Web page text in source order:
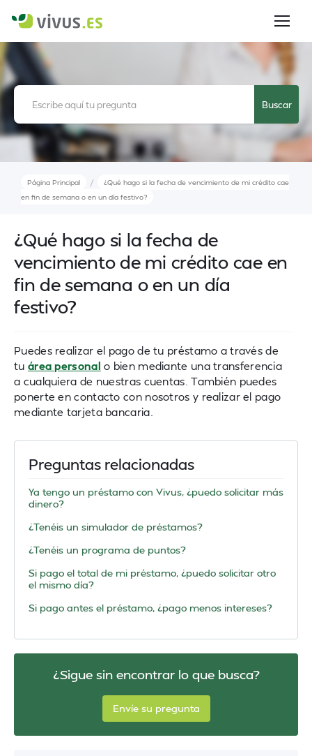
Página Principal /
¿Qué hago si la fecha de vencimiento de mi crédito cae
en fin de semana o en un día festivo?
¿Qué hago si la fecha de
vencimiento de mi crédito cae en
fin de semana o en un día
festivo?
Puedes realizar el pago de tu préstamo a través de
tu área personal o bien mediante una transferencia
a cualquiera de nuestras cuentas. También puedes
ponerte en contacto con nosotros y realizar el pago
mediante tarjeta bancaria.
Preguntas relacionadas
Ya tengo un préstamo con Vivus, ¿puedo solicitar más
dinero?
¿Tenéis un simulador de préstamos?
¿Tenéis un programa de puntos?
Si pago el total de mi préstamo, ¿puedo solicitar otro
el mismo día?
Si pago antes el préstamo, ¿pago menos intereses?
¿Sigue sin encontrar lo que busca?
Envíe su pregunta